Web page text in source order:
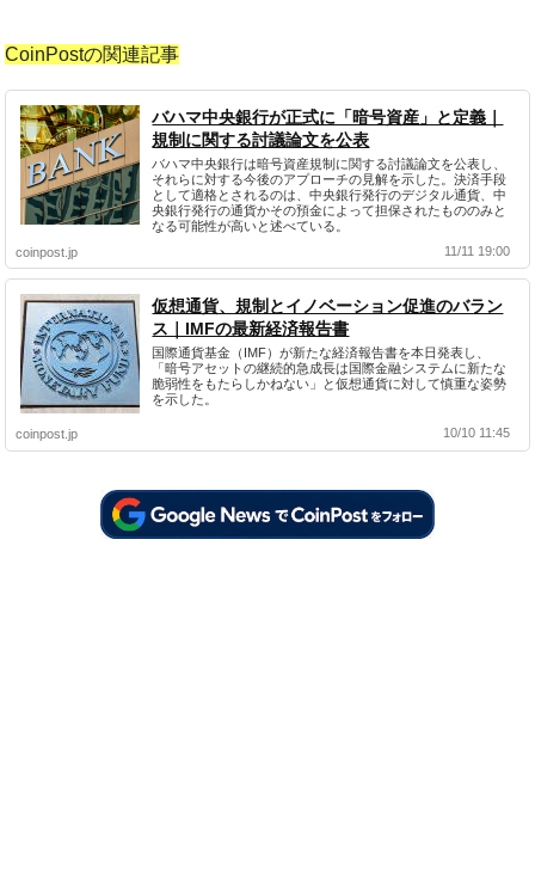
CoinPostの関連記事
バハマ中央銀行が正式に「暗号資産」と定義｜
規制に関する討議論文を公表
バハマ中央銀行は暗号資産規制に関する討議論文を公表し、
それらに対する今後のアプローチの見解を示した。決済手段
として適格とされるのは、中央銀行発行のデジタル通貨、中
央銀行発行の通貨かその預金によって担保されたもののみと
なる可能性が高いと述べている。
coinpost.jp
11/11 19:00
仮想通貨、規制とイノベーション促進のバラン
ス｜IMFの最新経済報告書
国際通貨基金（IMF）が新たな経済報告書を本日発表し、
「暗号アセットの継続的急成長は国際金融システムに新たな
脆弱性をもたらしかねない」と仮想通貨に対して慎重な姿勢
を示した。
coinpost.jp 10/10 11:45